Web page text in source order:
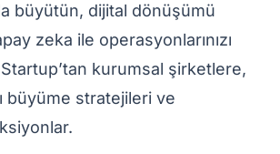
büyütün, dijital dönüşümü
zeka ile operasyonlarınızı
kurumsal şirketlere,
büyüme stratejileri ve